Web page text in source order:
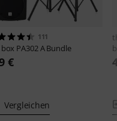
111
PA302 A Bundle
€
Vergleichen